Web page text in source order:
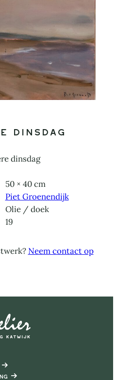
dinsdag
dinsdag
50 × 40 cm
Piet Groenendijk
Olie / doek
19
Neem contact op